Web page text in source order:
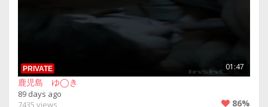
PRIVATE 01:47
鹿児島 ゆ◯き
89 days ago
7435 views
86%